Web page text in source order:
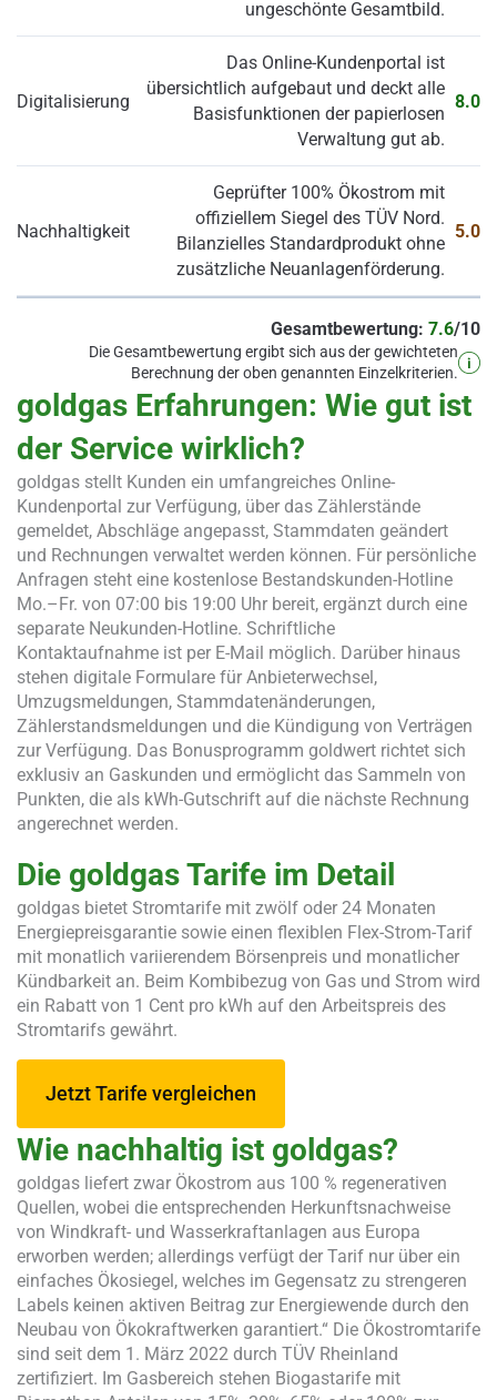
ungeschönte Gesamtbild.
Digitalisierung
Das Online-Kundenportal ist
übersichtlich aufgebaut und deckt alle
Basisfunktionen der papierlosen
Verwaltung gut ab.
8.0
Nachhaltigkeit
Geprüfter 100% Ökostrom mit
offiziellem Siegel des TÜV Nord.
Bilanzielles Standardprodukt ohne
zusätzliche Neuanlagenförderung.
5.0
Gesamtbewertung: 7.6/10
Die Gesamtbewertung ergibt sich aus der gewichteten
Berechnung der oben genannten Einzelkriterien.
goldgas Erfahrungen: Wie gut ist
der Service wirklich?
goldgas stellt Kunden ein umfangreiches Online-
Kundenportal zur Verfügung, über das Zählerstände
gemeldet, Abschläge angepasst, Stammdaten geändert
und Rechnungen verwaltet werden können. Für persönliche
Anfragen steht eine kostenlose Bestandskunden-Hotline
Mo.–Fr. von 07:00 bis 19:00 Uhr bereit, ergänzt durch eine
separate Neukunden-Hotline. Schriftliche
Kontaktaufnahme ist per E-Mail möglich. Darüber hinaus
stehen digitale Formulare für Anbieterwechsel,
Umzugsmeldungen, Stammdatenänderungen,
Zählerstandsmeldungen und die Kündigung von Verträgen
zur Verfügung. Das Bonusprogramm goldwert richtet sich
exklusiv an Gaskunden und ermöglicht das Sammeln von
Punkten, die als kWh-Gutschrift auf die nächste Rechnung
angerechnet werden.
Die goldgas Tarife im Detail
goldgas bietet Stromtarife mit zwölf oder 24 Monaten
Energiepreisgarantie sowie einen flexiblen Flex-Strom-Tarif
mit monatlich variierendem Börsenpreis und monatlicher
Kündbarkeit an. Beim Kombibezug von Gas und Strom wird
ein Rabatt von 1 Cent pro kWh auf den Arbeitspreis des
Stromtarifs gewährt.
Jetzt Tarife vergleichen
Wie nachhaltig ist goldgas?
goldgas liefert zwar Ökostrom aus 100 % regenerativen
Quellen, wobei die entsprechenden Herkunftsnachweise
von Windkraft- und Wasserkraftanlagen aus Europa
erworben werden; allerdings verfügt der Tarif nur über ein
einfaches Ökosiegel, welches im Gegensatz zu strengeren
Labels keinen aktiven Beitrag zur Energiewende durch den
Neubau von Ökokraftwerken garantiert.“ Die Ökostromtarife
sind seit dem 1. März 2022 durch TÜV Rheinland
zertifiziert. Im Gasbereich stehen Biogastarife mit